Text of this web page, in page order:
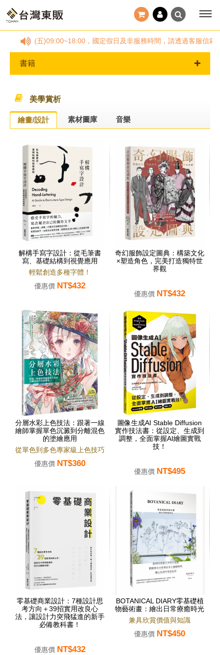
五)09:00~18:00，國定假日及非服務時間，請透過客服信箱反應。
書籍
美學賞析
繪畫/設計 素材圖庫 音樂
解構手寫字設計：從毛筆書
寫、基礎結構到視覺應用
輕鬆創造多種字體！
優惠價 NT$432
奇幻服飾設定圖典：構築文化
×塑造角色，完美打造獨特世
界觀
優惠價 NT$432
分層水彩上色技法：跟著一線
繪師掌握單色沉澱到分離混色
的塗繪應用
從單色到多色專家級上色技巧
優惠價 NT$360
圖像生成AI Stable Diffusion
實作技法書：從設定、生成到
調整，全面掌握AI繪圖實戰
技！
優惠價 NT$495
零基礎商業設計：7種設計思
考方向＋39招實用改良心
法，讓設計力突飛猛進的新手
必備教科書！
優惠價 NT$432
BOTANICAL DIARY零基礎植
物藝術畫：繪出日常療癒時光
兼具欣賞價值與知識
優惠價 NT$450